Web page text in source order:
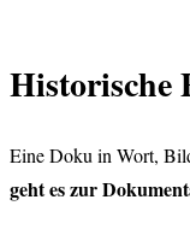
Historische
Eine Doku in Wort,
geht es zur